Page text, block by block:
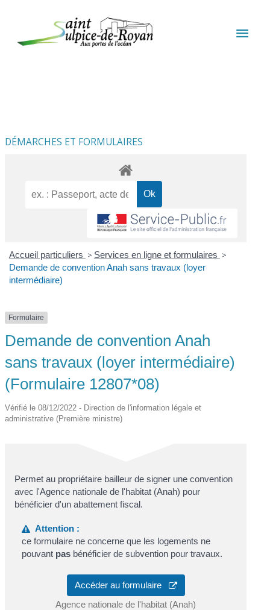
DÉMARCHES ET FORMULAIRES
Accueil particuliers > Services en ligne et formulaires >
Demande de convention Anah sans travaux (loyer
intermédiaire)
Formulaire
Demande de convention Anah
sans travaux (loyer intermédiaire)
(Formulaire 12807*08)
Vérifié le 08/12/2022 - Direction de l'information légale et
administrative (Première ministre)
Permet au propriétaire bailleur de signer une convention
avec l'Agence nationale de l'habitat (Anah) pour
bénéficier d'un abattement fiscal.
Attention :
ce formulaire ne concerne que les logements ne
pouvant pasbénéficier de subvention pour travaux.
Accéder au formulaire
Agence nationale de l'habitat (Anah)